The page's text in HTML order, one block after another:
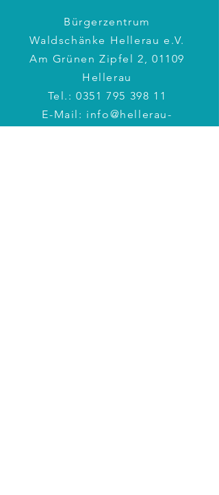
Bürgerzentrum
Waldschänke Hellerau e.V.
Am Grünen Zipfel 2, 01109
Hellerau
Tel.:0351 795 398 11
E-Mail: info@hellerau-